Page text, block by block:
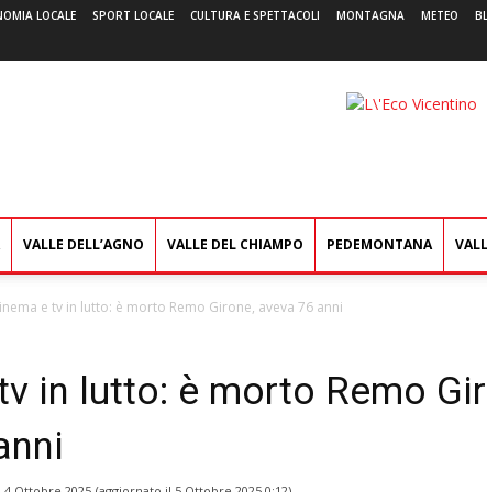
LOCALE SPORT LOCALE CULTURA E SPETTACOLI MONTAGNA METEO
L'Eco
VALLE DELL’AGNO VALLE DEL CHIAMPO PEDEMONTANA
e tv in lutto: è morto Remo Girone, aveva 76 anni
in lutto: è morto Remo